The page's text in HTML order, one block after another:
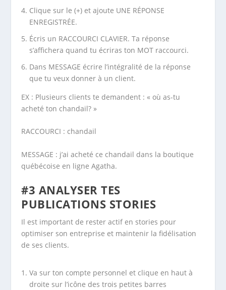
Clique sur le (+) et ajoute UNE RÉPONSE
ENREGISTRÉE.
Écris un RACCOURCI CLAVIER. Ta réponse
s’affichera quand tu écriras ton MOT raccourci.
Dans MESSAGE écrire l’intégralité de la réponse
que tu veux donner à un client.
EX : Plusieurs clients te demandent : « où as-tu
acheté ton chandail? »
RACCOURCI : chandail
MESSAGE : j’ai acheté ce chandail dans la boutique
québécoise en ligne Agatha.
#3 ANALYSER TES
PUBLICATIONS STORIES
Il est important de rester actif en stories pour
optimiser son entreprise et maintenir la fidélisation
de ses clients.
Va sur ton compte personnel et clique en haut à
droite sur l’icône des trois petites barres